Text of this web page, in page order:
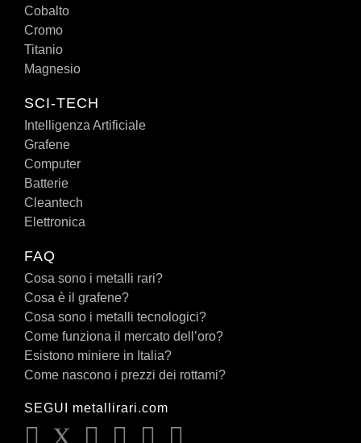
Cobalto
Cromo
Titanio
Magnesio
SCI-TECH
Intelligenza Artificiale
Grafene
Computer
Batterie
Cleantech
Elettronica
FAQ
Cosa sono i metalli rari?
Cosa è il grafene?
Cosa sono i metalli tecnologici?
Come funziona il mercato dell’oro?
Esistono miniere in Italia?
Come nascono i prezzi dei rottami?
SEGUI metallirari.com